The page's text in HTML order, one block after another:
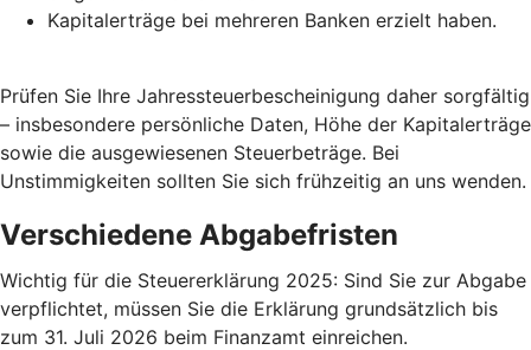
Kapitalerträge bei mehreren Banken erzielt haben.
Prüfen Sie Ihre Jahressteuerbescheinigung daher sorgfältig
– insbesondere persönliche Daten, Höhe der Kapitalerträge
sowie die ausgewiesenen Steuerbeträge. Bei
Unstimmigkeiten sollten Sie sich frühzeitig an uns wenden.
Verschiedene Abgabefristen
Wichtig für die Steuererklärung 2025: Sind Sie zur Abgabe
verpflichtet, müssen Sie die Erklärung grundsätzlich bis
zum 31. Juli 2026 beim Finanzamt einreichen.